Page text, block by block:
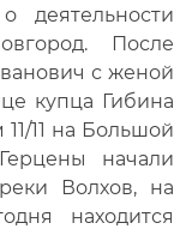
После
с женой
купца Гибина
11 на Большой
начали
Волхов, на
находится